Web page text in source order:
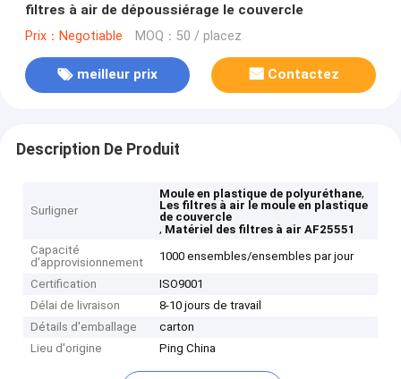
filtres à air de dépoussiérage le couvercle
Prix：Negotiable MOQ：50 / placez
meilleur prix Contactez
Description De Produit
Surligner
Moule en plastique de polyuréthane,
Les filtres à air le moule en plastique
de couvercle
, Matériel des filtres à air AF25551
Capacité
d'approvisionnement
1000 ensembles/ensembles par jour
Certification
ISO9001
Délai de livraison
8-10 jours de travail
Détails d'emballage
carton
Lieu d'origine
Ping China